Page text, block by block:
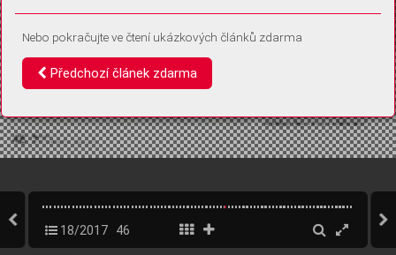
18/2017 46
Nebo pokračujte ve čtení ukázkových článků zdarma
Předchozí článek zdarma